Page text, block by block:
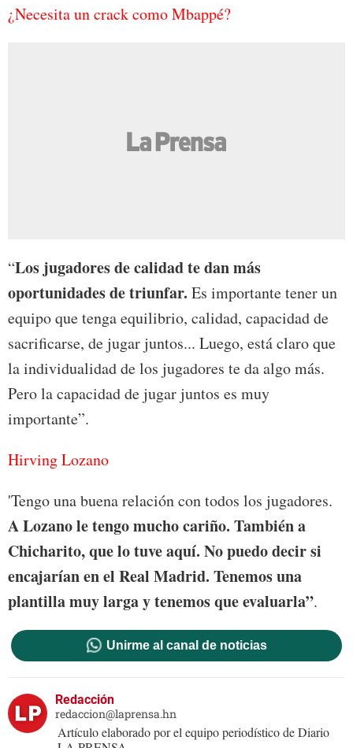
¿Necesita un crack como Mbappé?
“Los jugadores de calidad te dan más
oportunidades de triunfar. Es importante tener un
equipo que tenga equilibrio, calidad, capacidad de
sacrificarse, de jugar juntos... Luego, está claro que
la individualidad de los jugadores te da algo más.
Pero la capacidad de jugar juntos es muy
importante”.
Hirving Lozano
'Tengo una buena relación con todos los jugadores.
A Lozano le tengo mucho cariño. También a
Chicharito, que lo tuve aquí. No puedo decir si
encajarían en el Real Madrid. Tenemos una
plantilla muy larga y tenemos que evaluarla”.
Unirme al canal de noticias
Redacción
redaccion@laprensa.hn
Artículo elaborado por el equipo periodístico de Diario